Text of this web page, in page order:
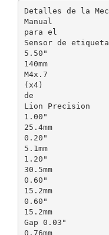
Detalles de la
Manual
para el
Sensor de
5.50"
140mm
M4x.7
(x4)
de
Lion Precision
1.00"
25.4mm
0.20"
5.1mm
1.20"
30.5mm
0.60"
15.2mm
0.60"
15.2mm
Gap 0.03"
0.76mm